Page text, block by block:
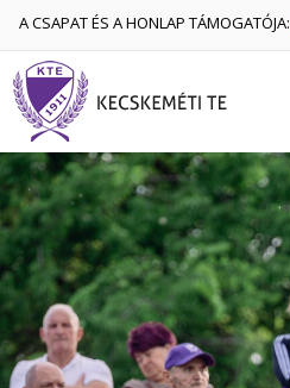
A CSAPAT ÉS A HONLAP TÁMOGATÓJA: